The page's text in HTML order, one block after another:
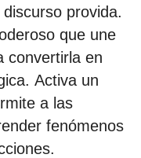
provida.
que une
convertirla en
Activa un
a las
fenómenos